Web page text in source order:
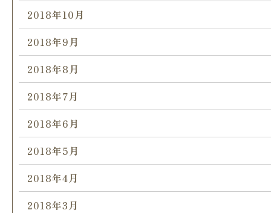
2018年10月
2018年9月
2018年8月
2018年7月
2018年6月
2018年5月
2018年4月
2018年3月